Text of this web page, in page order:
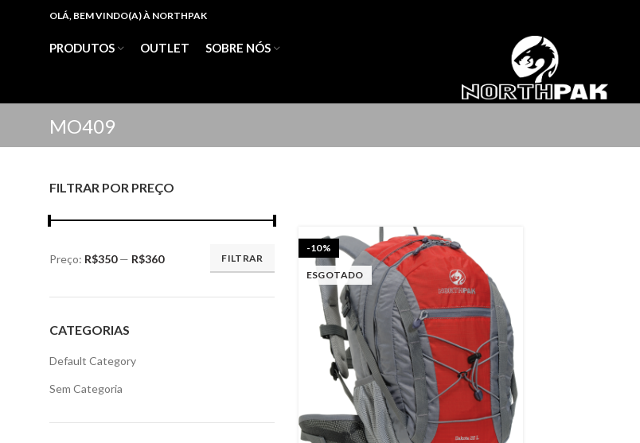
OLÁ, BEM VINDO(A) À NORTHPAK
PRODUTOS OUTLET SOBRE NÓS
MO409
FILTRAR POR PREÇO
Preço
Preço
FILTRAR
Preço: R$350— R$360
CATEGORIAS
Default Category
Sem Categoria
-10%
ESGOTADO